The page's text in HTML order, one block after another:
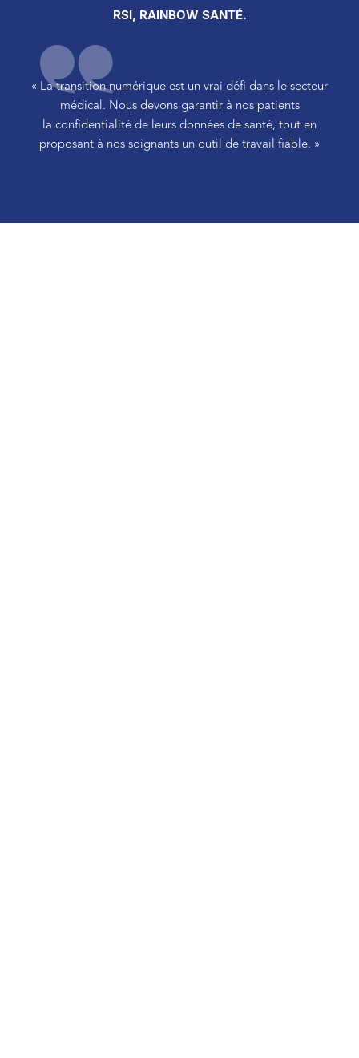
RSI, RAINBOW SANTÉ.
« La transition numérique est un vrai défi dans le secteur
médical. Nous devons garantir à nos patients
la confidentialité de leurs données de santé, tout en
proposant à nos soignants un outil de travail fiable. »